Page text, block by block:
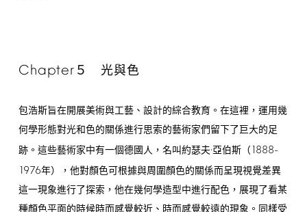
Chapter ５ 光與色
包浩斯旨在開展美術與工藝、設計的綜合教育。在這裡，運用幾
何學形態對光和色的關係進行思索的藝術家們留下了巨大的足
跡。這些藝術家中有一個德國人，名叫約瑟夫·亞伯斯（1888-
1976年），他對顏色可根據與周圍顏色的關係而呈現視覺差異
這一現象進行了探索，他在幾何學造型中進行配色，展現了看某
種顏色平面的時候時而感覺較近、時而感覺較遠的現象。同樣受